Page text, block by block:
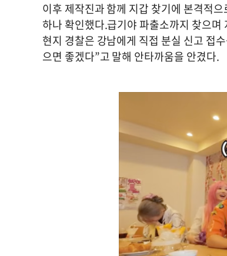
이후 제작진과 함께 지갑 찾기에 본격적
하나 확인했다.급기야 파출소까지 찾으
현지 경찰은 강남에게 직접 분실 신고 접
으면 좋겠다”고 말해 안타까움을 안겼다.